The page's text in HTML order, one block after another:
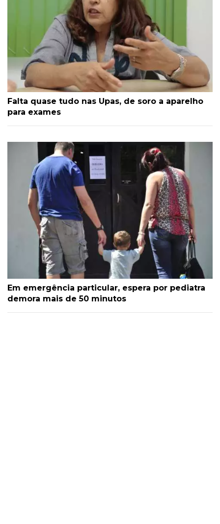
Falta quase tudo nas Upas, de soro a aparelho
para exames
Em emergência particular, espera por pediatra
demora mais de 50 minutos